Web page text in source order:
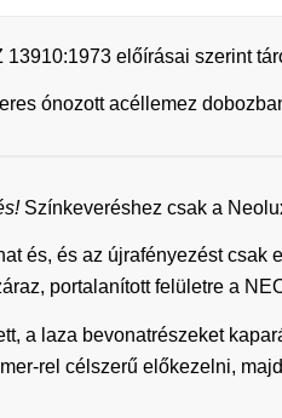
13910:1973 előírásai szerint
ónozott acéllemez
Színkeveréshez csak a
és, és az újrafényezést
portalanított felületre a
a laza bevonatrészeket
rel célszerű előkezelni,